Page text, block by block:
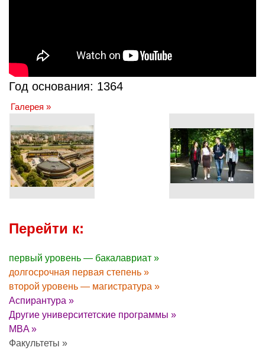
Год основания: 1364
Галерея »
Перейти к:
первый уровень — бакалавриат »
долгосрочная первая степень »
второй уровень — магистратура »
Аспирантура »
Другие университетские программы »
MBA »
Факультеты »